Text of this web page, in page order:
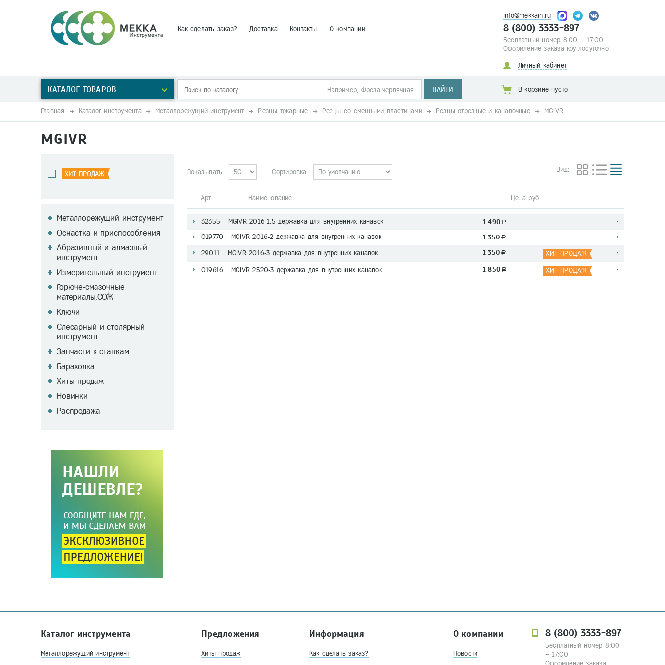
Как сделать заказ? Доставка Контакты О компании
info@mekkain.ru
8 (800) 3333-897
Бесплатный номер 8:00 – 17:00
Оформление заказа круглосуточно
Личный кабинет
КАТАЛОГ ТОВАРОВ Например, Фреза червячная НАЙТИ В корзине пусто
Главная Каталог инструмента Металлорежущий инструмент Резцы токарные Резцы со сменными пластинами Резцы отрезные и канавочные MGIVR
MGIVR
Металлорежущий инструмент
Оснастка и приспособления
Абразивный и алмазный
инструмент
Измерительный инструмент
Горюче-смазочные
материалы,СОЖ
Ключи
Слесарный и столярный
инструмент
Запчасти к станкам
Барахолка
Хиты продаж
Новинки
Распродажа
Показывать: Сортировка: Вид:
Арт. Наименование Цена руб.
32355 MGIVR 2016-1.5 державка для внутренних канавок 1 490 a
019770 MGIVR 2016-2 державка для внутренних канавок 1 350 a
29011 MGIVR 2016-3 державка для внутренних канавок 1 350 a ХИТ ПРОДАЖ
019616 MGIVR 2520-3 державка для внутренних канавок 1 850 a ХИТ ПРОДАЖ
Каталог инструмента
Металлорежущий инструмент
Предложения
Хиты продаж
Информация
Как сделать заказ?
О компании
Новости
8 (800) 3333-897
Бесплатный номер 8:00
– 17:00
Оформление заказа